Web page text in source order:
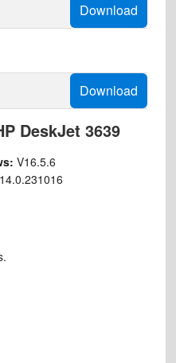
Download
Download
DeskJet 3639
V16.5.6